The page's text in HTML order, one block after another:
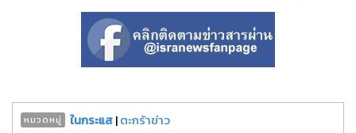
หมวดหมู่ ในกระแส|ตะกร้าข่าว